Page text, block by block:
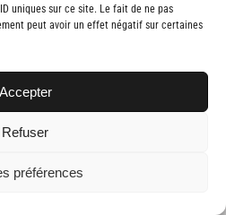
uniques sur ce site. Le fait de ne pas
peut avoir un effet négatif sur certaines
Accepter
Refuser
préférences
droits réservés | Conception web par
Delisoft